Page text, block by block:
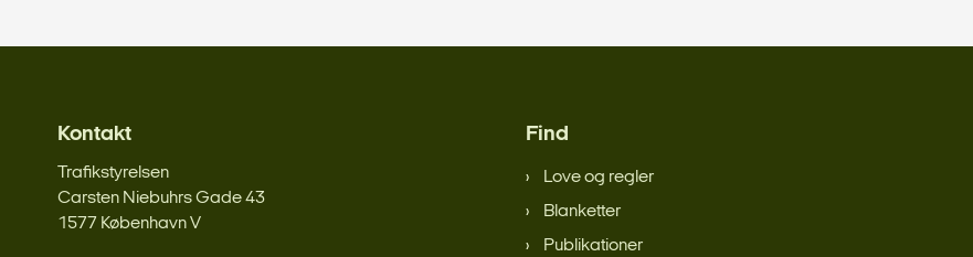
Kontakt
Trafikstyrelsen
Carsten Niebuhrs Gade 43
1577 København V
Find
Love og regler
Blanketter
Publikationer